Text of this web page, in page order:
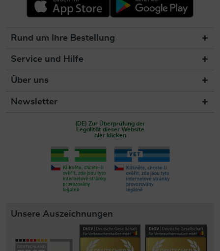
Rund um Ihre Bestellung
Service und Hilfe
Über uns
Newsletter
(DE) Zur Überprüfung der
Legalität dieser Website
hier klicken
Unsere Auszeichnungen